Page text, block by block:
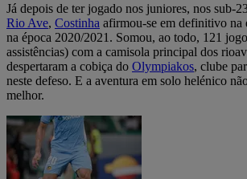
Já depois de ter jogado nos juniores, nos sub-
Rio Ave, Costinha afirmou-se em definitivo na
na época 2020/2021. Somou, ao todo, 121
assistências) com a camisola principal dos
despertaram a cobiça do Olympiakos, clube
neste defeso. E a aventura em solo helénico
melhor.